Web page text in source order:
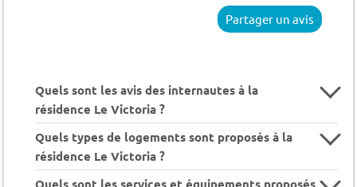
Partager un avis
Quels sont les avis des internautes à la
résidence Le Victoria ?
Quels types de logements sont proposés à la
résidence Le Victoria ?
Quels sont les services et équipements proposés